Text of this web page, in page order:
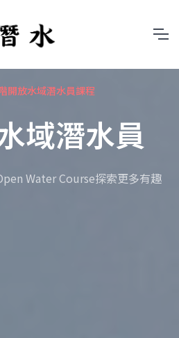
開放水域潛水員課程
域潛水員
Water Course探索更多有趣